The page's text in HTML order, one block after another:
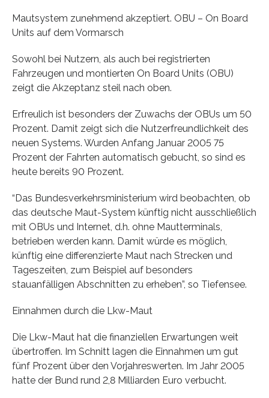
Mautsystem zunehmend akzeptiert. OBU – On Board
Units auf dem Vormarsch
Sowohl bei Nutzern, als auch bei registrierten
Fahrzeugen und montierten On Board Units (OBU)
zeigt die Akzeptanz steil nach oben.
Erfreulich ist besonders der Zuwachs der OBUs um 50
Prozent. Damit zeigt sich die Nutzerfreundlichkeit des
neuen Systems. Wurden Anfang Januar 2005 75
Prozent der Fahrten automatisch gebucht, so sind es
heute bereits 90 Prozent.
“Das Bundesverkehrsministerium wird beobachten, ob
das deutsche Maut-System künftig nicht ausschließlich
mit OBUs und Internet, d.h. ohne Mautterminals,
betrieben werden kann. Damit würde es möglich,
künftig eine differenzierte Maut nach Strecken und
Tageszeiten, zum Beispiel auf besonders
stauanfälligen Abschnitten zu erheben”, so Tiefensee.
Einnahmen durch die Lkw-Maut
Die Lkw-Maut hat die finanziellen Erwartungen weit
übertroffen. Im Schnitt lagen die Einnahmen um gut
fünf Prozent über den Vorjahreswerten. Im Jahr 2005
hatte der Bund rund 2,8 Milliarden Euro verbucht.